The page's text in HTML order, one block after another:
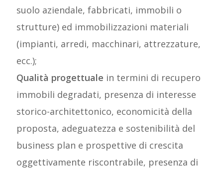
suolo aziendale, fabbricati, immobili o
strutture) ed immobilizzazioni materiali
(impianti, arredi, macchinari, attrezzature,
ecc.);
Qualità progettuale in termini di recupero
immobili degradati, presenza di interesse
storico-architettonico, economicità della
proposta, adeguatezza e sostenibilità del
business plan e prospettive di crescita
oggettivamente riscontrabile, presenza di